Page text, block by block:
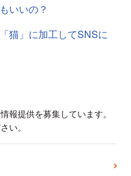
いいの？
猫」に加工してSNSに
報提供を募集しています。
い。